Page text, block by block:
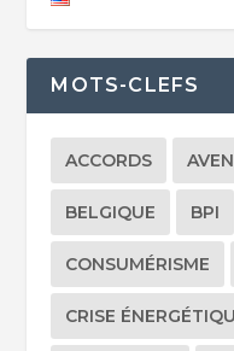
MOTS-CLEFS
ACCORDS
BELGIQUE BPI
CONSUMÉRISME
CRISE